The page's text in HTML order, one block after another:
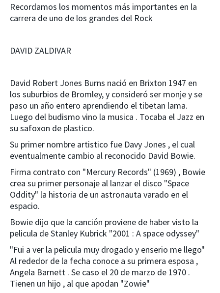
Recordamos los momentos más importantes en la
carrera de uno de los grandes del Rock
DAVID ZALDIVAR
David Robert Jones Burns nació en Brixton 1947 en
los suburbios de Bromley, y consideró ser monje y se
paso un año entero aprendiendo el tibetan lama.
Luego del budismo vino la musica . Tocaba el Jazz en
su safoxon de plastico.
Su primer nombre artistico fue Davy Jones , el cual
eventualmente cambio al reconocido David Bowie.
Firma contrato con "Mercury Records" (1969) , Bowie
crea su primer personaje al lanzar el disco "Space
Oddity" la historia de un astronauta varado en el
espacio.
Bowie dijo que la canción proviene de haber visto la
pelicula de Stanley Kubrick "2001 : A space odyssey"
"Fui a ver la pelicula muy drogado y enserio me llego"
Al rededor de la fecha conoce a su primera esposa ,
Angela Barnett . Se caso el 20 de marzo de 1970 .
Tienen un hijo , al que apodan "Zowie"